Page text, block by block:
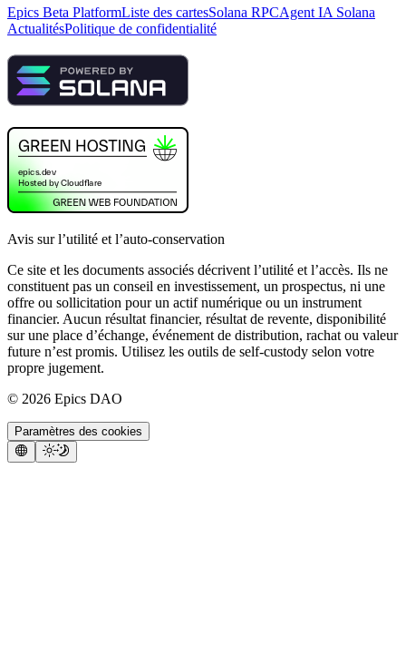
Epics Beta PlatformListe des cartesSolana RPCAgent IA Solana
ActualitésPolitique de confidentialité
Avis sur l’utilité et l’auto-conservation
Ce site et les documents associés décrivent l’utilité et l’accès. Ils ne
constituent pas un conseil en investissement, un prospectus, ni une
offre ou sollicitation pour un actif numérique ou un instrument
financier. Aucun résultat financier, résultat de revente, disponibilité
sur une place d’échange, événement de distribution, rachat ou valeur
future n’est promis. Utilisez les outils de self-custody selon votre
propre jugement.
© 2026 Epics DAO
Paramètres des cookies